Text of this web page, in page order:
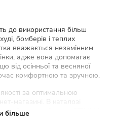
до використання більш
бомберів і теплих
вважається незамінним
адже вона допомагає
від осінньої та весняної
комфортною та зручною.
за оптимальною
магазині. В каталозі
бренду STIMMA,
більше